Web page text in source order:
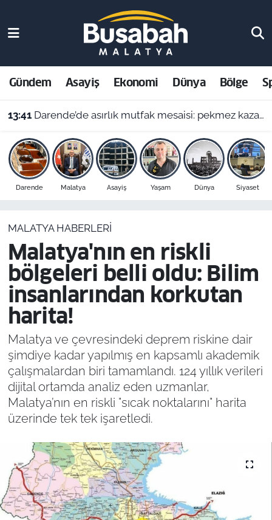
Gündem Asayiş Ekonomi Dünya Bölge
13:41 Darende’de asırlık mutfak mesaisi: pekmez kazanları şifa için kaynıyor
Darende Malatya Asayiş Yaşam Dünya Siyaset
MALATYA HABERLERI
Malatya'nın en riskli
bölgeleri belli oldu: Bilim
insanlarından korkutan
harita!
Malatya ve çevresindeki deprem riskine dair
şimdiye kadar yapılmış en kapsamlı akademik
çalışmalardan biri tamamlandı. 124 yıllık verileri
dijital ortamda analiz eden uzmanlar,
Malatya’nın en riskli "sıcak noktalarını" harita
üzerinde tek tek işaretledi.
Asayiş
Ekonomi
Dünya
Bölge
Resmi İlanlar
Malatya Nöbetçi Eczaneler
Malatya Hava Durumu
Malatya Namaz Vakitleri
Malatya Trafik Yoğunluk Haritası
Süper Lig Puan Durumu ve Fikstür
Son Dakika Haberleri
Haber Arşivi